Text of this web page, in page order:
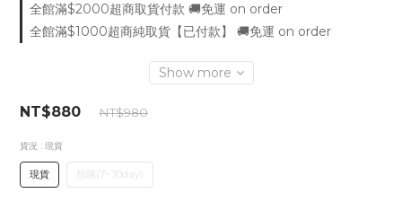
全館滿$2000超商取貨付款 🚚免運 on order
全館滿$1000超商純取貨【已付款】 🚚免運 on order
Show more
NT$880 NT$980
貨況 : 現貨
現貨 預購(7~30day)